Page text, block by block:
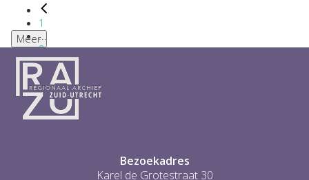
1
...
2
3
4
5
6
...
Meer
Bezoekadres
Karel de Grotestraat 30